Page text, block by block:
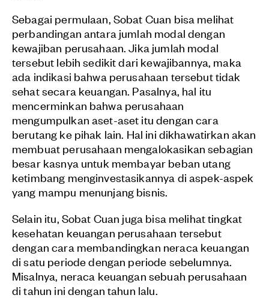
Sebagai permulaan, Sobat Cuan bisa melihat
perbandingan antara jumlah modal dengan
kewajiban perusahaan. Jika jumlah modal
tersebut lebih sedikit dari kewajibannya, maka
ada indikasi bahwa perusahaan tersebut tidak
sehat secara keuangan. Pasalnya, hal itu
mencerminkan bahwa perusahaan
mengumpulkan aset-aset itu dengan cara
berutang ke pihak lain. Hal ini dikhawatirkan akan
membuat perusahaan mengalokasikan sebagian
besar kasnya untuk membayar beban utang
ketimbang menginvestasikannya di aspek-aspek
yang mampu menunjang bisnis.
Selain itu, Sobat Cuan juga bisa melihat tingkat
kesehatan keuangan perusahaan tersebut
dengan cara membandingkan neraca keuangan
di satu periode dengan periode sebelumnya.
Misalnya, neraca keuangan sebuah perusahaan
di tahun ini dengan tahun lalu.